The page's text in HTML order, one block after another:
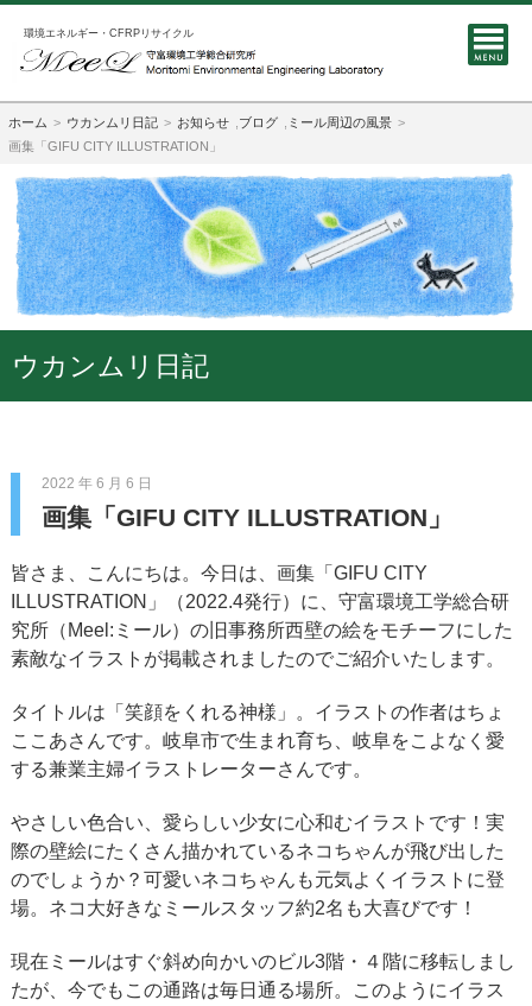
環境エネルギー・CFRPリサイクル
ホーム ウカンムリ日記 お知らせ ,ブログ , ミール周辺の風景
画集「GIFU CITY ILLUSTRATION」
ウカンムリ日記
2022 年 6 月 6 日
画集「GIFU CITY ILLUSTRATION」
皆さま、こんにちは。今日は、画集「GIFU CITY
ILLUSTRATION」（2022.4発行）に、守富環境工学総合研
究所（Meel:ミール）の旧事務所西壁の絵をモチーフにした
素敵なイラストが掲載されましたのでご紹介いたします。
タイトルは「笑顔をくれる神様」。イラストの作者はちょ
ここあさんです。岐阜市で生まれ育ち、岐阜をこよなく愛
する兼業主婦イラストレーターさんです。
やさしい色合い、愛らしい少女に心和むイラストです！実
際の壁絵にたくさん描かれているネコちゃんが飛び出した
のでしょうか？可愛いネコちゃんも元気よくイラストに登
場。ネコ大好きなミールスタッフ約2名も大喜びです！
現在ミールはすぐ斜め向かいのビル3階・４階に移転しまし
たが、今でもこの通路は毎日通る場所。このようにイラス